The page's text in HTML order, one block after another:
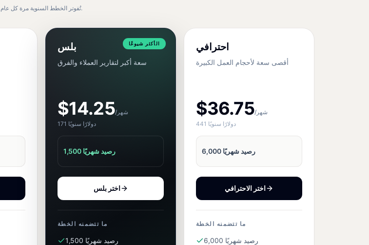
تُفوتر الخطط السنوية مرة كل عام.
الأكثر شيوعًا بلس
سعة أكبر لتقارير العملاء والفرق
$14.25 /شهر
171 دولارًا سنويًا
1,500 رصيد شهريًا
اختر بلس
ما تتضمنه الخطة
1,500 رصيد شهريًا
احترافي
أقصى سعة لأحجام العمل الكبيرة
$36.75 /شهر
441 دولارًا سنويًا
6,000 رصيد شهريًا
اختر الاحترافي
ما تتضمنه الخطة
6,000 رصيد شهريًا